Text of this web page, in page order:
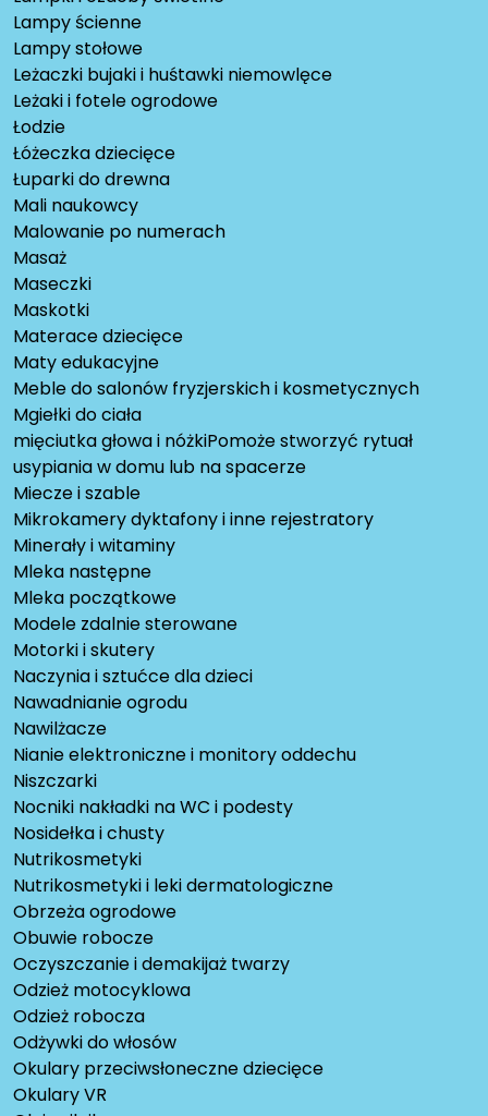
Lampy ścienne
Lampy stołowe
Leżaczki bujaki i huśtawki niemowlęce
Leżaki i fotele ogrodowe
Łodzie
Łóżeczka dziecięce
Łuparki do drewna
Mali naukowcy
Malowanie po numerach
Masaż
Maseczki
Maskotki
Materace dziecięce
Maty edukacyjne
Meble do salonów fryzjerskich i kosmetycznych
Mgiełki do ciała
mięciutka głowa i nóżkiPomoże stworzyć rytuał
usypiania w domu lub na spacerze
Miecze i szable
Mikrokamery dyktafony i inne rejestratory
Minerały i witaminy
Mleka następne
Mleka początkowe
Modele zdalnie sterowane
Motorki i skutery
Naczynia i sztućce dla dzieci
Nawadnianie ogrodu
Nawilżacze
Nianie elektroniczne i monitory oddechu
Niszczarki
Nocniki nakładki na WC i podesty
Nosidełka i chusty
Nutrikosmetyki
Nutrikosmetyki i leki dermatologiczne
Obrzeża ogrodowe
Obuwie robocze
Oczyszczanie i demakijaż twarzy
Odzież motocyklowa
Odzież robocza
Odżywki do włosów
Okulary przeciwsłoneczne dziecięce
Okulary VR